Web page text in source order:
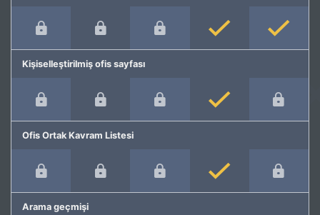
Kişiselleştirilmiş ofis sayfası
Ofis Ortak Kavram Listesi
Arama geçmişi